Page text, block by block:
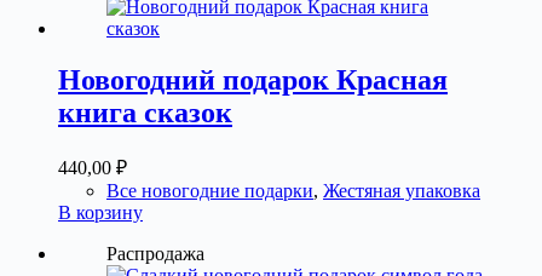
Новогодний подарок Красная
книга сказок
440,00 ₽
Все новогодние подарки, Жестяная упаковка
В корзину
Распродажа